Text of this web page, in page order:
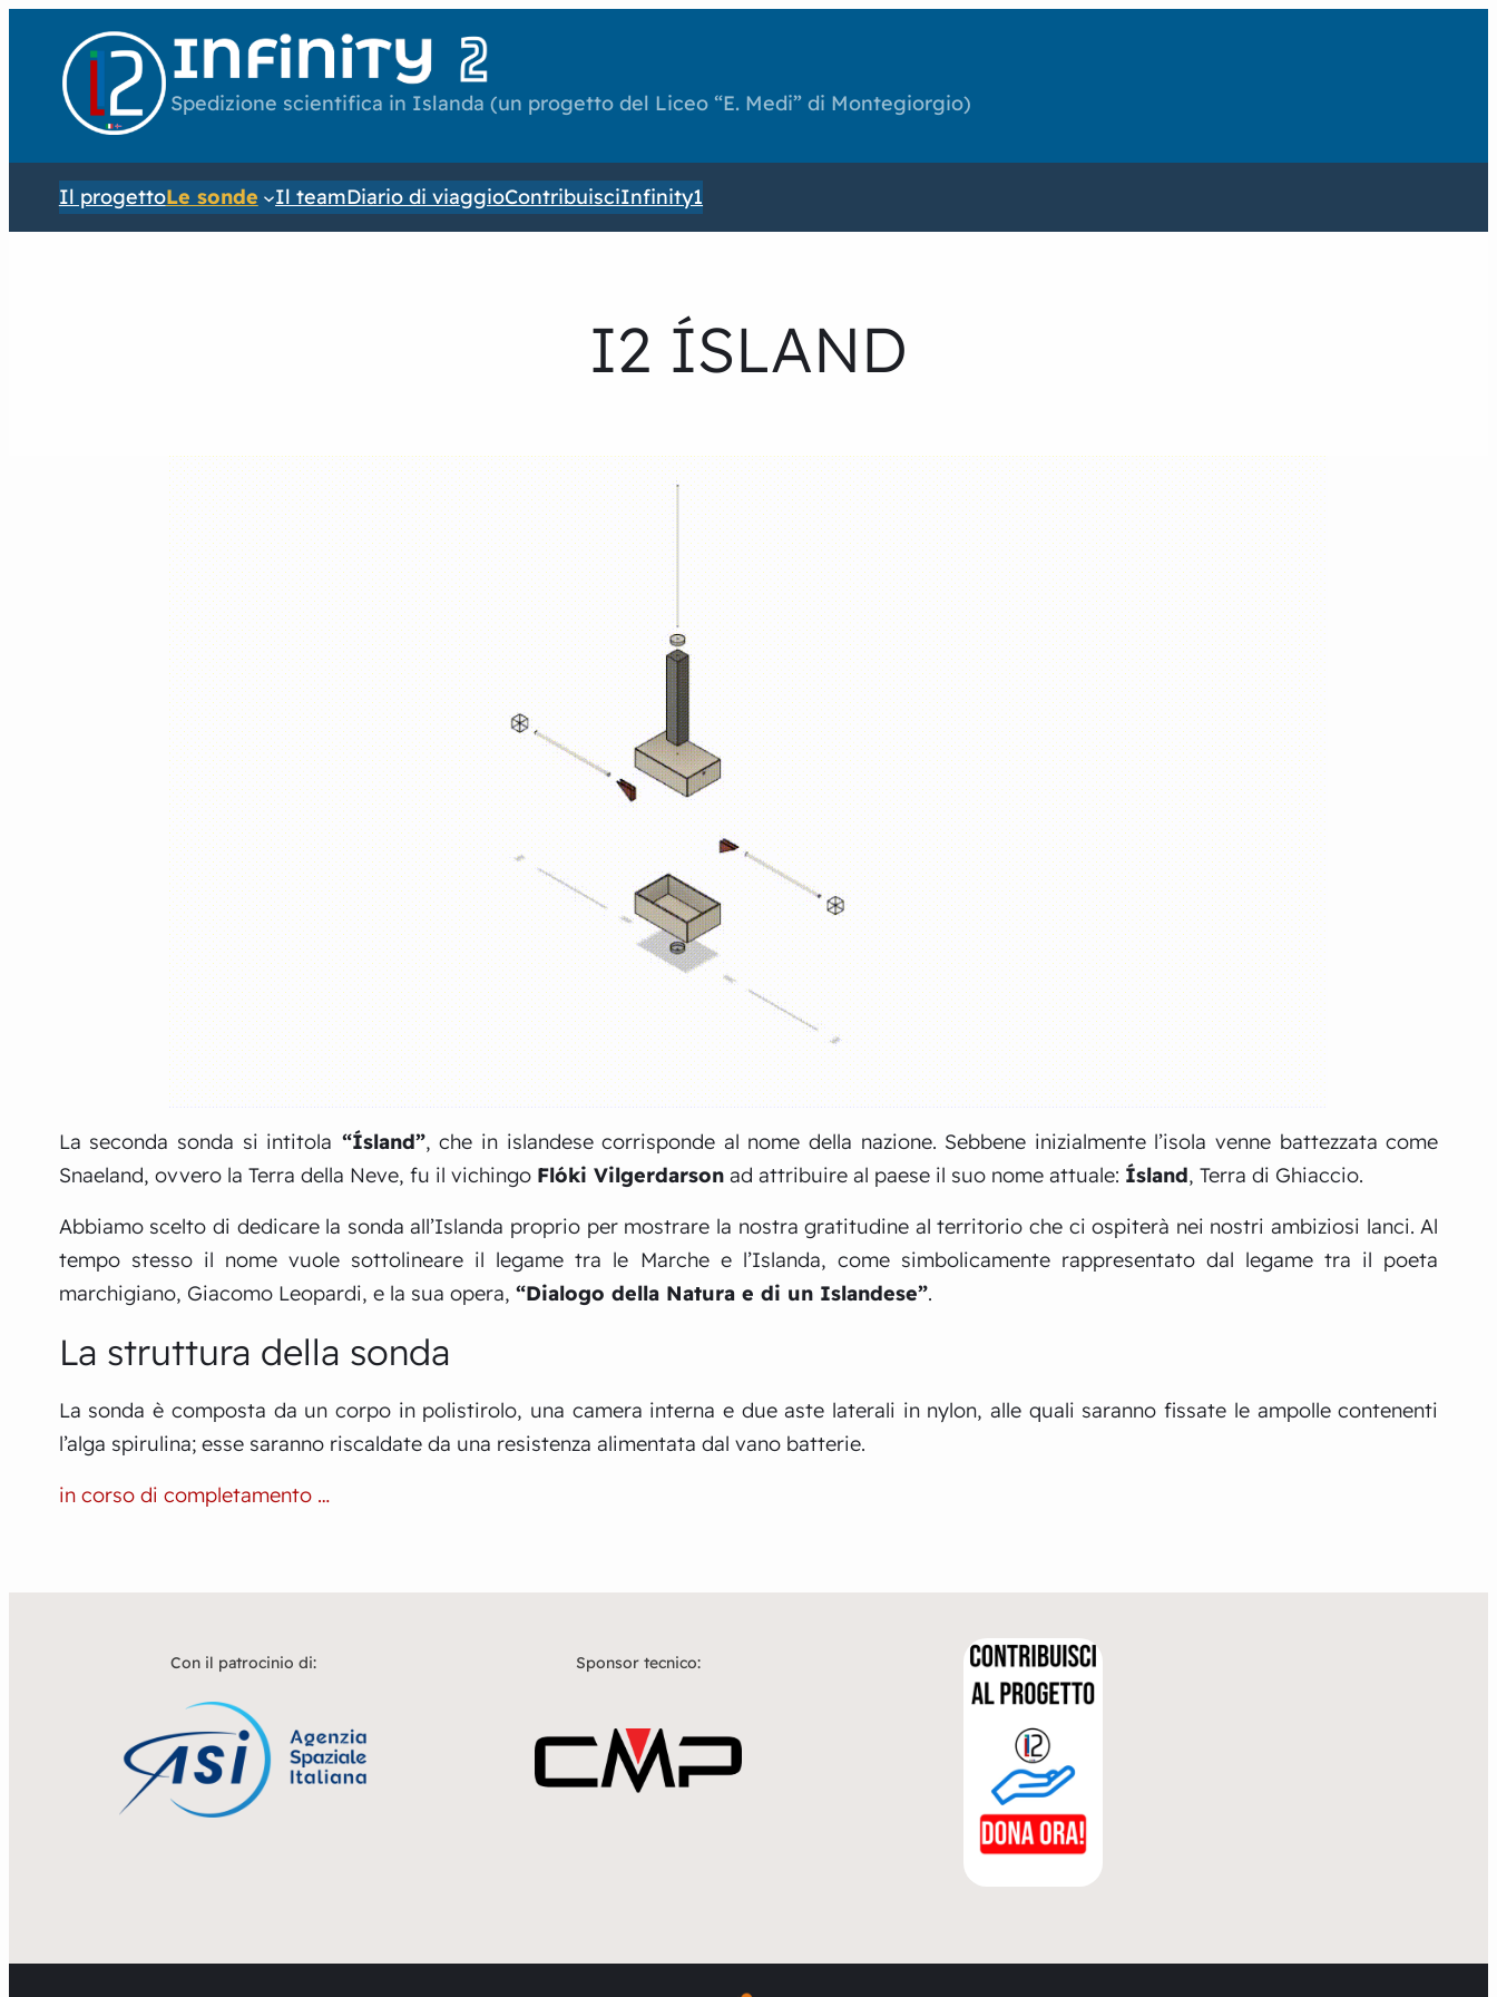
Spedizione scientifica in Islanda (un progetto del Liceo “E. Medi” di Montegiorgio)
Il progettoLe sonde Il teamDiario di viaggioContribuisciInfinity1
I2 ÍSLAND
La seconda sonda si intitola “Ísland”, che in islandese corrisponde al nome della nazione. Sebbene inizialmente l’isola venne battezzata come
Snaeland, ovvero la Terra della Neve, fu il vichingo Flóki Vilgerdarsonad attribuire al paese il suo nome attuale: Ísland, Terra di Ghiaccio.
Abbiamo scelto di dedicare la sonda all’Islanda proprio per mostrare la nostra gratitudine al territorio che ci ospiterà nei nostri ambiziosi lanci. Al
tempo stesso il nome vuole sottolineare il legame tra le Marche e l’Islanda, come simbolicamente rappresentato dal legame tra il poeta
marchigiano, Giacomo Leopardi, e la sua opera, “Dialogo della Natura e di un Islandese”.
La struttura della sonda
La sonda è composta da un corpo in polistirolo, una camera interna e due aste laterali in nylon, alle quali saranno fissate le ampolle contenenti
l’alga spirulina; esse saranno riscaldate da una resistenza alimentata dal vano batterie.
in corso di completamento …
Con il patrocinio di: Sponsor tecnico: